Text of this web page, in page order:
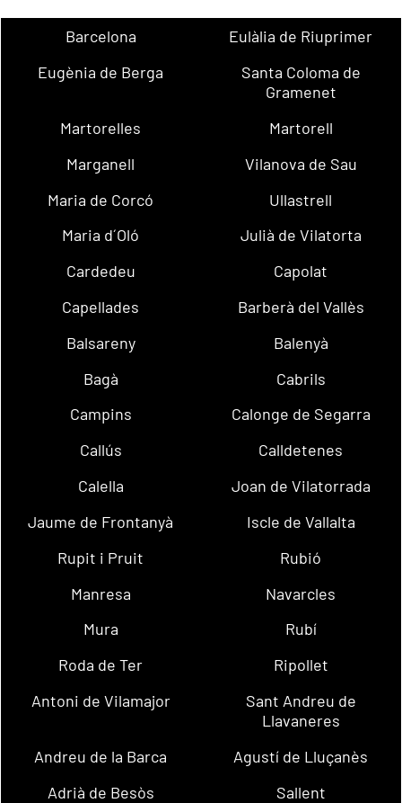
Barcelona
Eulàlia de Riuprimer
Eugènia de Berga
Santa Coloma de
Gramenet
Martorelles
Martorell
Marganell
Vilanova de Sau
Maria de Corcó
Ullastrell
Maria d´Oló
Julià de Vilatorta
Cardedeu
Capolat
Capellades
Barberà del Vallès
Balsareny
Balenyà
Bagà
Cabrils
Campins
Calonge de Segarra
Callús
Calldetenes
Calella
Joan de Vilatorrada
Jaume de Frontanyà
Iscle de Vallalta
Rupit i Pruit
Rubió
Manresa
Navarcles
Mura
Rubí
Roda de Ter
Ripollet
Antoni de Vilamajor
Sant Andreu de
Llavaneres
Andreu de la Barca
Agustí de Lluçanès
Adrià de Besòs
Sallent